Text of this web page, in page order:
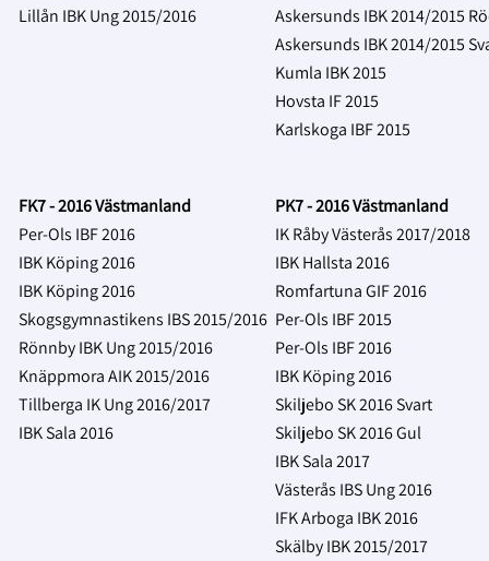
Lillån IBK Ung 2015/2016
Askersunds IBK 2014/2015
Askersunds IBK 2014/2015
Kumla IBK 2015
Hovsta IF 2015
Karlskoga IBF 2015
FK7 - 2016 Västmanland
PK7 - 2016 Västmanland
Per-Ols IBF 2016
IK Råby Västerås 2017/2018
IBK Köping 2016
IBK Hallsta 2016
IBK Köping 2016
Romfartuna GIF 2016
Skogsgymnastikens IBS 2015/2016 Per-Ols IBF 2015
Rönnby IBK Ung 2015/2016
Per-Ols IBF 2016
Knäppmora AIK 2015/2016
IBK Köping 2016
Tillberga IK Ung 2016/2017
Skiljebo SK 2016 Svart
IBK Sala 2016
Skiljebo SK 2016 Gul
IBK Sala 2017
Västerås IBS Ung 2016
IFK Arboga IBK 2016
Skälby IBK 2015/2017